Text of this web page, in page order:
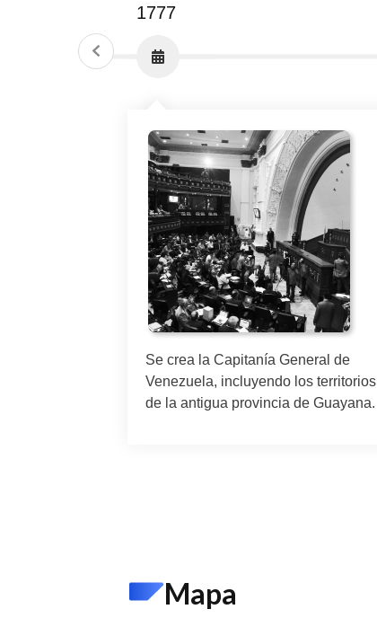
1777
Se crea la Capitanía General de
Venezuela, incluyendo los territorios
de la antigua provincia de Guayana.
Mapa